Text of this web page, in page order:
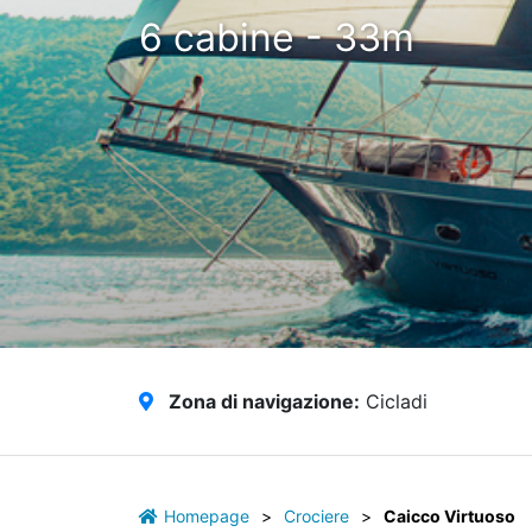
6 cabine - 33m
Zona di navigazione: Cicladi
Homepage > Crociere > Caicco Virtuoso